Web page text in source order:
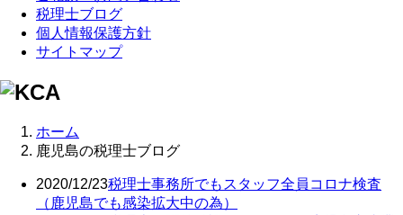
税理士ブログ
個人情報保護方針
サイトマップ
ホーム
鹿児島の税理士ブログ
2020/12/23税理士事務所でもスタッフ全員コロナ検査
（鹿児島でも感染拡大中の為）